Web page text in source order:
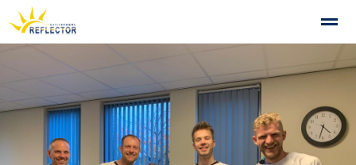
Gemeenschappelijke
Home Zoeken Foto's